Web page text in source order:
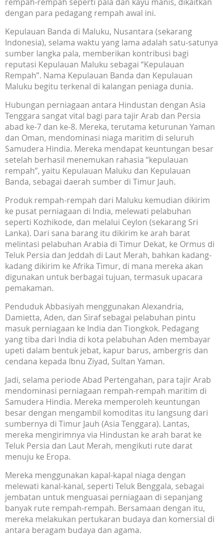
dengan para pedagang rempah awal ini.
Kepulauan Banda di Maluku, Nusantara (sekarang
Indonesia), selama waktu yang lama adalah satu-satunya
sumber langka pala, memberikan kontribusi bagi
reputasi Kepulauan Maluku sebagai “Kepulauan
Rempah”. Nama Kepulauan Banda dan Kepulauan
Maluku begitu terkenal di kalangan peniaga dunia.
Hubungan perniagaan antara Hindustan dengan Asia
Tenggara sangat vital bagi para tajir Arab dan Persia
abad ke-7 dan ke-8. Mereka, terutama keturunan Yaman
dan Oman, mendominasi niaga maritim di seluruh
Samudera Hindia. Mereka mendapat keuntungan besar
setelah berhasil menemukan rahasia “kepulauan
rempah”, yaitu Kepulauan Maluku dan Kepulauan
Banda, sebagai daerah sumber di Timur Jauh.
Produk rempah-rempah dari Maluku kemudian dikirim
ke pusat perniagaan di India, melewati pelabuhan
seperti Kozhikode, dan melalui Ceylon (sekarang Sri
Lanka). Dari sana barang itu dikirim ke arah barat
melintasi pelabuhan Arabia di Timur Dekat, ke Ormus di
Teluk Persia dan Jeddah di Laut Merah, bahkan kadang-
kadang dikirim ke Afrika Timur, di mana mereka akan
digunakan untuk berbagai tujuan, termasuk upacara
pemakaman.
Penduduk Abbasiyah menggunakan Alexandria,
Damietta, Aden, dan Siraf sebagai pelabuhan pintu
masuk perniagaan ke India dan Tiongkok. Pedagang
yang tiba dari India di kota pelabuhan Aden membayar
upeti dalam bentuk jebat, kapur barus, ambergris dan
cendana kepada Ibnu Ziyad, Sultan Yaman.
Jadi, selama periode Abad Pertengahan, para tajir Arab
mendominasi perniagaan rempah-rempah maritim di
Samudera Hindia. Mereka memperoleh keuntungan
besar dengan mengambil komoditas itu langsung dari
sumbernya di Timur Jauh (Asia Tenggara). Lantas,
mereka mengirimnya via Hindustan ke arah barat ke
Teluk Persia dan Laut Merah, mengikuti rute darat
menuju ke Eropa.
Mereka menggunakan kapal-kapal niaga dengan
melewati kanal-kanal, seperti Teluk Benggala, sebagai
jembatan untuk menguasai perniagaan di sepanjang
banyak rute rempah-rempah. Bersamaan dengan itu,
mereka melakukan pertukaran budaya dan komersial di
antara beragam budaya dan agama.